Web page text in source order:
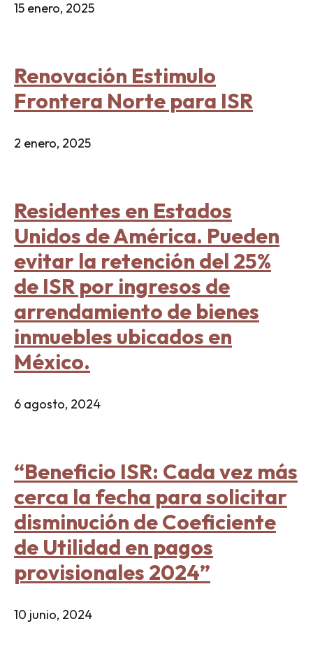
15 enero, 2025
Renovación Estimulo
Frontera Norte para ISR
2 enero, 2025
Residentes en Estados
Unidos de América. Pueden
evitar la retención del 25%
de ISR por ingresos de
arrendamiento de bienes
inmuebles ubicados en
México.
6 agosto, 2024
“Beneficio ISR: Cada vez más
cerca la fecha para solicitar
disminución de Coeficiente
de Utilidad en pagos
provisionales 2024”
10 junio, 2024